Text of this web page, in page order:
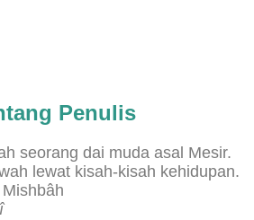
Penulis
seorang dai muda asal Mesir.
lewat kisah-kisah kehidupan.